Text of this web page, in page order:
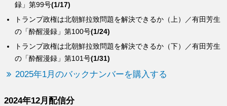
トランプ政権は北朝鮮拉致問題を解決できるか（下）／有田芳生
の「酔醒漫録」第101号(1/31)
トランプ政権は北朝鮮拉致問題を解決できるか（上）／有田芳生
の「酔醒漫録」第100号(1/24)
録」第99号(1/17)
2025年1月のバックナンバーを購入する
2024年12月配信分